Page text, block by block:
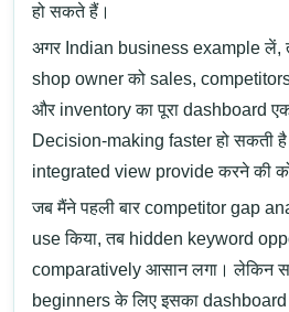
हो सकते हैं।
अगर Indian business example लें,
shop owner को sales,
और inventory का पूरा dashboard
Decision-making faster हो सकती
integrated view provide करने की
जब मैंने पहली बार competitor gap
use किया, तब hidden keyword
comparatively आसान लगा। लेकिन
beginners के लिए इसका